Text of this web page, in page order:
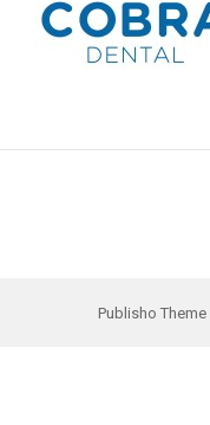
Publisho Theme